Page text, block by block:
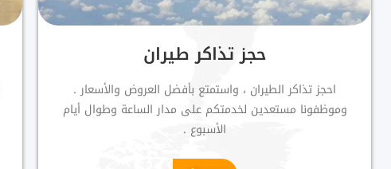
حجز تذاكر طيران
احجز تذاكر الطيران ، واستمتع بأفضل العروض والأسعار .
وموظفونا مستعدين لخدمتكم على مدار الساعة وطوال أيام
الأسبوع .